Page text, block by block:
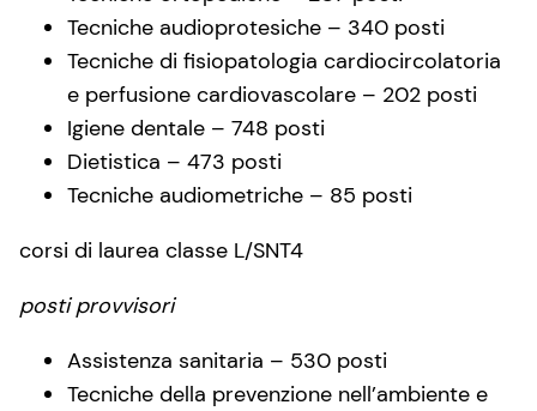
Tecniche audioprotesiche – 340 posti
Tecniche di fisiopatologia cardiocircolatoria
e perfusione cardiovascolare – 202 posti
Igiene dentale – 748 posti
Dietistica – 473 posti
Tecniche audiometriche – 85 posti
corsi di laurea classe L/SNT4
posti provvisori
Assistenza sanitaria – 530 posti
Tecniche della prevenzione nell’ambiente e